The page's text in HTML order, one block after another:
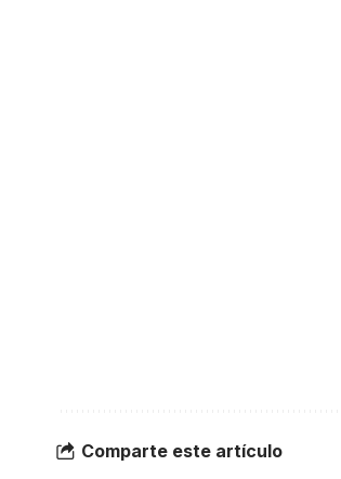
Comparte este artículo